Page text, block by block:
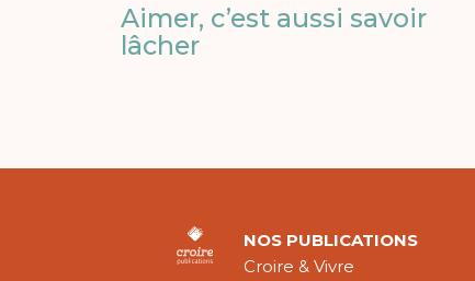
Aimer, c’est aussi savoir
lâcher
NOS PUBLICATIONS
Croire & Vivre